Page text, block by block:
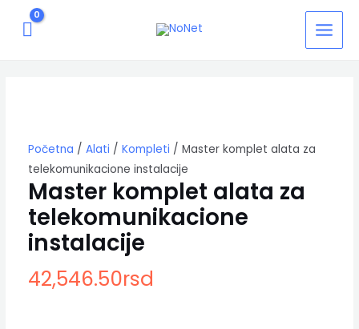
MAIN
MENU
Početna / Alati / Kompleti / Master komplet alata za
telekomunikacione instalacije
Master komplet alata za
telekomunikacione
instalacije
42,546.50rsd